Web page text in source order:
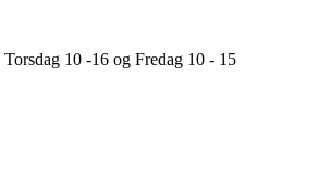
10 -16 og Fredag 10 - 15